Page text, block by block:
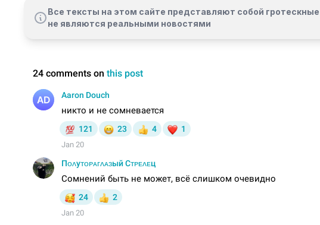
Все тексты на этом сайте представляют собой
не являются реальными новостями